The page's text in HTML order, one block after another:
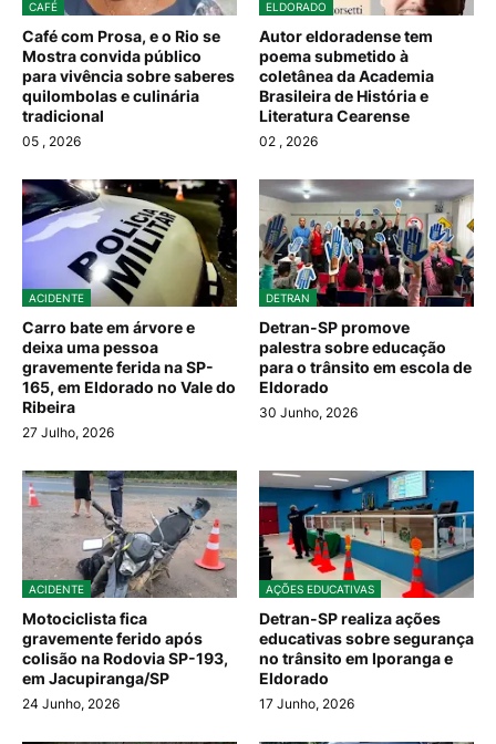
CAFÉ
Café com Prosa, e o Rio se
Mostra convida público
para vivência sobre saberes
quilombolas e culinária
tradicional
05 , 2026
ELDORADO
Autor eldoradense tem
poema submetido à
coletânea da Academia
Brasileira de História e
Literatura Cearense
02 , 2026
ACIDENTE
Carro bate em árvore e
deixa uma pessoa
gravemente ferida na SP-
165, em Eldorado no Vale do
Ribeira
27 Julho, 2026
DETRAN
Detran-SP promove
palestra sobre educação
para o trânsito em escola de
Eldorado
30 Junho, 2026
ACIDENTE
Motociclista fica
gravemente ferido após
colisão na Rodovia SP-193,
em Jacupiranga/SP
24 Junho, 2026
AÇÕES EDUCATIVAS
Detran-SP realiza ações
educativas sobre segurança
no trânsito em Iporanga e
Eldorado
17 Junho, 2026